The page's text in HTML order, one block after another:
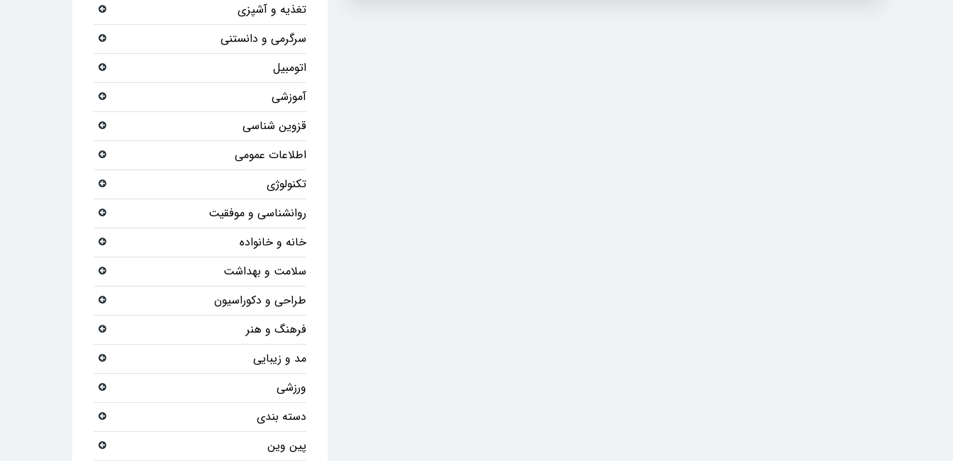
تغذیه و آشپزی
سرگرمی و دانستنی
اتومبیل
آموزشی
قزوین شناسی
اطلاعات عمومی
تکنولوژی
روانشناسی و موفقیت
خانه و خانواده
سلامت و بهداشت
طراحی و دکوراسیون
فرهنگ و هنر
مد و زیبایی
ورزشی
دسته بندی
پین وین